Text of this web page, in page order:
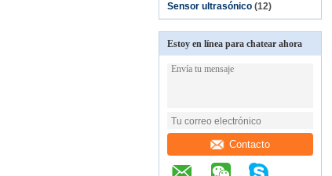
Sensor ultrasónico (12)
Estoy en línea para chatear ahora
Contacto